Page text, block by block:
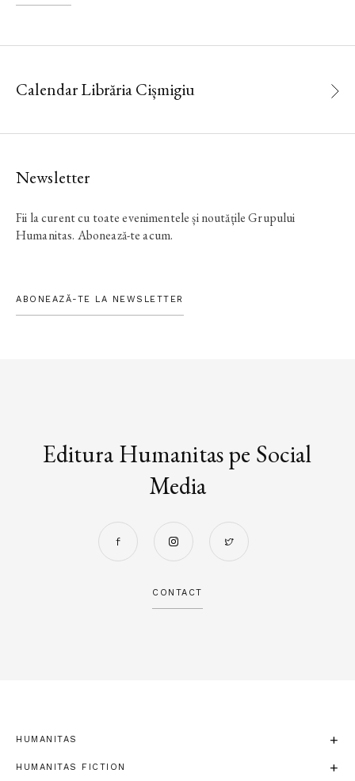
Calendar Librăria Cișmigiu
Newsletter
Fii la curent cu toate evenimentele și noutățile Grupului
Humanitas. Abonează-te acum.
ABONEAZĂ-TE LA NEWSLETTER
Editura Humanitas pe Social
Media
CONTACT
HUMANITAS
HUMANITAS FICTION